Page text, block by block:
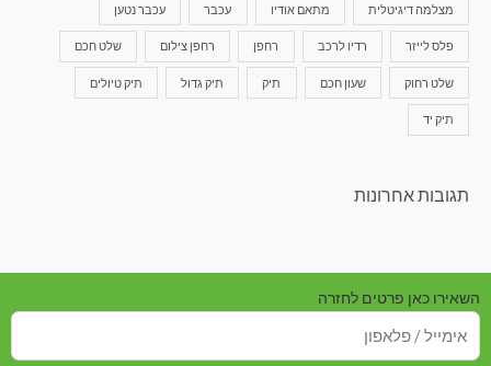
מצלמה דיגיטלית מתאם אודיו עכבר עכבר נטען
פלס לייזר רדיו לרכב רחפן רחפן צילום שלט חכם
שלט רחוק שעון חכם תיק תיק גדול תיק טיולים
תיק יד
תגובות אחרונות
השאירו כאן פרטים לחזרה